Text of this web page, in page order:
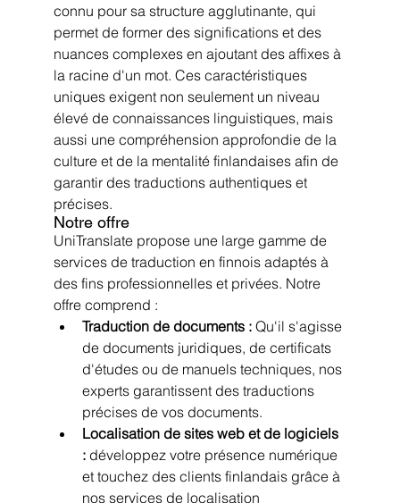
connu pour sa structure agglutinante, qui
permet de former des significations et des
nuances complexes en ajoutant des affixes à
la racine d'un mot. Ces caractéristiques
uniques exigent non seulement un niveau
élevé de connaissances linguistiques, mais
aussi une compréhension approfondie de la
culture et de la mentalité finlandaises afin de
garantir des traductions authentiques et
précises.
Notre offre
UniTranslate propose une large gamme de
services de traduction en finnois adaptés à
des fins professionnelles et privées. Notre
offre comprend :
Traduction de documents : Qu'il s'agisse
de documents juridiques, de certificats
d'études ou de manuels techniques, nos
experts garantissent des traductions
précises de vos documents.
Localisation de sites web et de logiciels
: développez votre présence numérique
et touchez des clients finlandais grâce à
nos services de localisation